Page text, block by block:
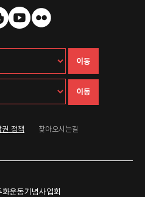
이동
이동
권 정책 찾아오시는길
운동기념사업회